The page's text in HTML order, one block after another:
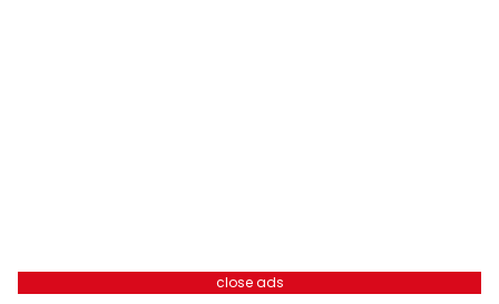
close ads